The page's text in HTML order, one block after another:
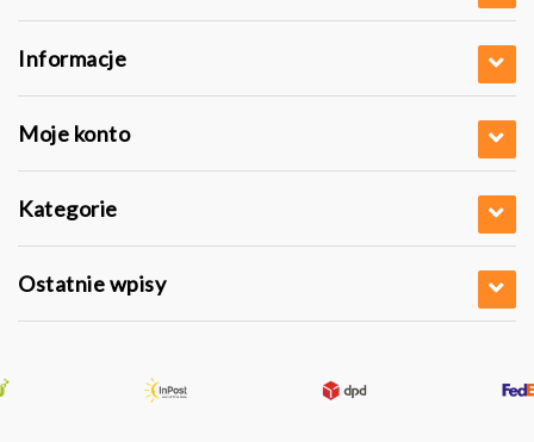
Informacje
Moje konto
Kategorie
Ostatnie wpisy